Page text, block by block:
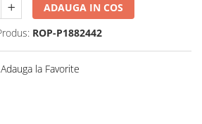
ADAUGA IN COS
ROP-P1882442
Adauga la Favorite